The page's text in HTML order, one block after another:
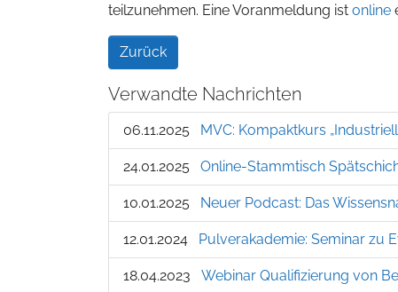
teilzunehmen. Eine Voranmeldung ist online
Zurück
Verwandte Nachrichten
06.11.2025 MVC: Kompaktkurs
24.01.2025 Online-Stammtisch
10.01.2025 Neuer Podcast: Das
12.01.2024 Pulverakademie: Seminar zu
18.04.2023 Webinar Qualifizierung von